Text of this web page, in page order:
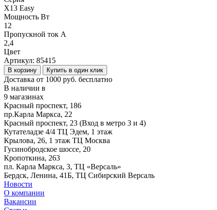
X13 Easy
Мощность Вт
12
Пропускной ток А
2,4
Цвет
Артикул: 85415
В корзину Купить в один клик
Доставка от 1000 руб. бесплатно
В наличии в
9 магазинах
Красный проспект, 186
пр.Карла Маркса, 22
Красный проспект, 23 (Вход в метро 3 и 4)
Кутателадзе 4/4 ТЦ Эдем, 1 этаж
Крылова, 26, 1 этаж ТЦ Москва
Гусинобродское шоссе, 20
Кропоткина, 263
пл. Карла Маркса, 3, ТЦ «Версаль»
Бердск, Ленина, 41Б, ТЦ Сибирский Версаль
Новости
О компании
Вакансии